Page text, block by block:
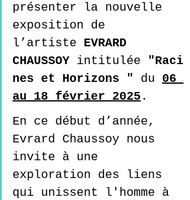
présenter la nouvelle
exposition de
l’artiste EVRARD
CHAUSSOY intitulée "Raci
nes et Horizons " du 06
au 18 février 2025 .
En ce début d’année,
Evrard Chaussoy nous
invite à une
exploration des liens
qui unissent l'homme à